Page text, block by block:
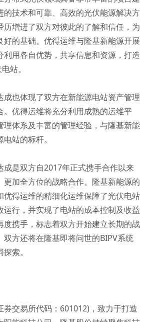
的技术和可靠、高效的光伏能源解决方
历增进了双方对彼此的了解和信任，为
好的基础。优得运维与隆基新能源开展
利用各自优势，共享信息和资源，打造
站。
成也体现了双方在新能源电站资产管理
。优得运维将充分利用成熟的运维平
理体系及丰富的管理经验，与隆基新能
站的标杆。
成是双方自2017年正式携手合作以来
更加全方位的战略合作。隆基新能源的
优得运维的精细化运维保障了光伏电站
运行，并实现了电站的成本控制及收益
度携手，标志着双方开始建立长期的战
双方还将在隆基即将问世的BIPV系统
索。
券交易所代码：601012)，致力于打造